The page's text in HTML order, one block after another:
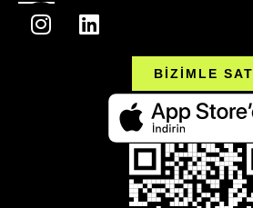
BİZİMLE SAT